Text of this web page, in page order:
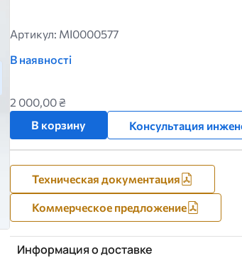
Артикул: MI0000577
В наявності
2 000,00 ₴
В корзину
Консультация
Техническая документация
Коммерческое предложение
Информация о доставке